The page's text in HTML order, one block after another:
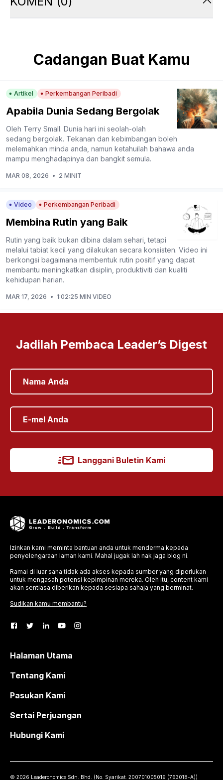
Cadangan Buat Kamu
Artikel Perkembangan Peribadi
Apabila Dunia Sedang Bergolak
Oleh Terry Small. Dunia hari ini seolah-olah
sedang bergolak. Tekanan dan kebimbangan boleh
melemahkan minda anda, namun ketahuilah bahawa anda
mampu menghadapinya dan bangkit semula.
MAR 08, 2026 • 2 MINIT
Video Perkembangan Peribadi
Membina Rutin yang Baik
Rutin yang baik bukan dibina dalam sehari, tetapi
melalui tabiat kecil yang dilakukan secara konsisten. Video ini
berkongsi bagaimana membentuk rutin positif yang dapat
membantu meningkatkan disiplin, produktiviti dan kualiti
kehidupan harian.
MAR 17, 2026 • 1:02:25 MIN VIDEO
Jadilah Pembaca Leader’s Digest
Langgani Buletin Kami
Izinkan kami meminta bantuan anda untuk menderma kepada
penyelengaraan laman kami. Mahal jugak lah nak jaga blog ni.
Ramai di luar sana tidak ada akses kepada sumber yang diperlukan
untuk mengasah potensi kepimpinan mereka. Oleh itu, content kami
akan sentiasa diberikan kepada sesiapa sahaja yang berminat.
Sudikan kamu membantu?
Halaman Utama
Tentang Kami
Pasukan Kami
Sertai Perjuangan
Hubungi Kami
© 2026 Leaderonomics Sdn. Bhd. (No. Syarikat. 200701005019 (763018-A))